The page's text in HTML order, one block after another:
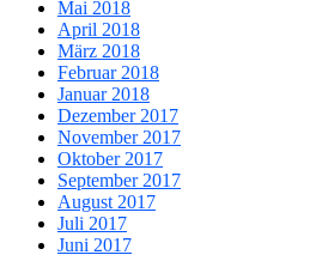
Mai 2018
April 2018
März 2018
Februar 2018
Januar 2018
Dezember 2017
November 2017
Oktober 2017
September 2017
August 2017
Juli 2017
Juni 2017